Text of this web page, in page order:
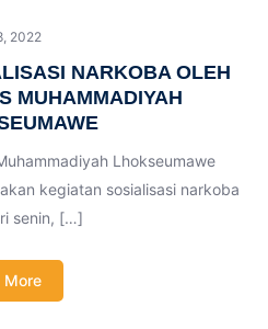
2022
NARKOBA OLEH
MUHAMMADIYAH
Lhokseumawe
kegiatan sosialisasi narkoba
senin, […]
More